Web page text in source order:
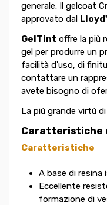
generale. Il gelcoat
approvato dal
GelTint offre la più
gel per produrre un
facilità d'uso, di
contattare un
avete bisogno di
La più grande virtù
Caratteristiche
Caratteristiche
A base di resina
Eccellente
formazione di